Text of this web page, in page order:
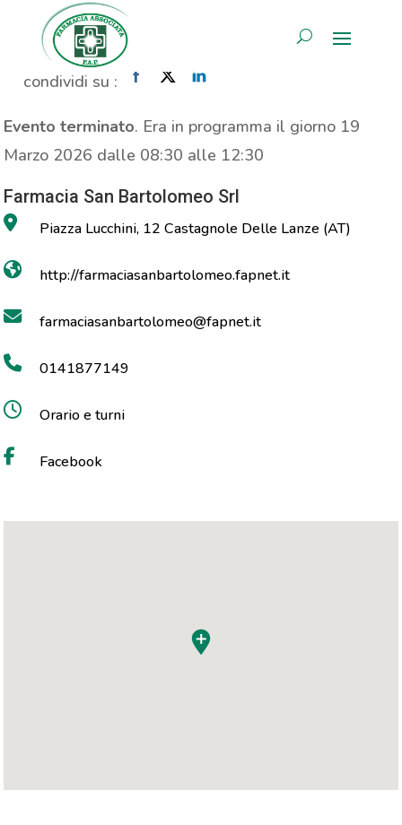
AREA RISERVATA
Analisi colesterolo
Home» Evento» Analisi colesterolo
condividi su :
Evento terminato. Era in programma il giorno 19
Marzo 2026 dalle 08:30 alle 12:30
Farmacia San Bartolomeo Srl
Piazza Lucchini, 12 Castagnole Delle Lanze (AT)
http://farmaciasanbartolomeo.fapnet.it
farmaciasanbartolomeo@fapnet.it
0141877149
Orario e turni
Facebook